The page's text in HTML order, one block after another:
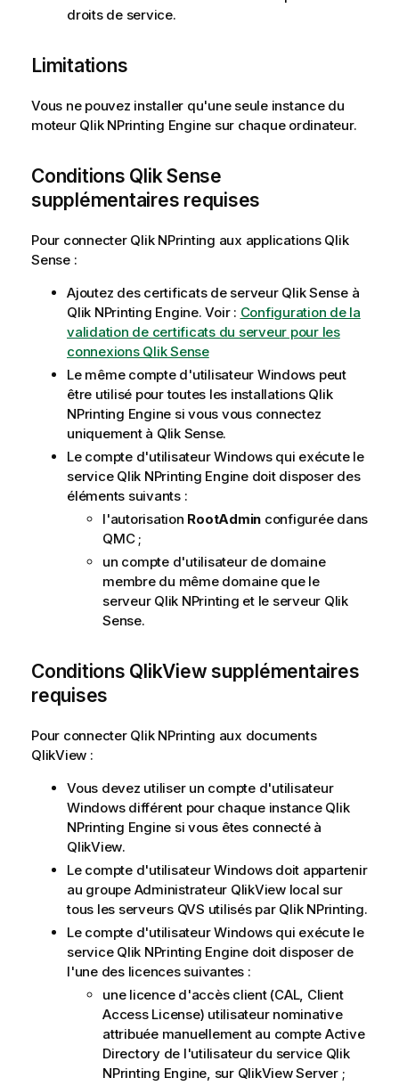
droits de service.
Limitations
Vous ne pouvez installer qu'une seule instance du
moteur Qlik NPrinting Engine sur chaque ordinateur.
Conditions Qlik Sense
supplémentaires requises
Pour connecter Qlik NPrinting aux applications Qlik
Sense:
Ajoutez des certificats de serveur Qlik Senseà
Qlik NPrinting Engine. Voir : Configuration de la
validation de certificats du serveur pour les
connexions Qlik Sense
Le même compte d'utilisateur Windows peut
être utilisé pour toutes les installations Qlik
NPrinting Engine si vous vous connectez
uniquement à Qlik Sense.
Le compte d'utilisateurWindowsqui exécute le
service Qlik NPrinting Enginedoit disposer des
éléments suivants :
l'autorisation RootAdmin configurée dans
QMC;
un compte d'utilisateur de domaine
membre du même domaine que le
serveur Qlik NPrinting et le serveur Qlik
Sense.
Conditions QlikView supplémentaires
requises
Pour connecter Qlik NPrinting aux documents
QlikView :
Vous devez utiliser un compte d'utilisateur
Windowsdifférent pour chaque instance Qlik
NPrinting Engine si vous êtes connecté à
QlikView.
Le compte d'utilisateurWindowsdoit appartenir
au groupe Administrateur QlikViewlocal sur
tous les serveurs QVS utilisés par Qlik NPrinting.
Le compte d'utilisateurWindowsqui exécute le
service Qlik NPrinting Enginedoit disposer de
l'une des licences suivantes :
une licence d'accès client (CAL, Client
Access License) utilisateur nominative
attribuée manuellement au compte Active
Directory de l'utilisateur du service Qlik
NPrinting Engine, sur QlikView Server;